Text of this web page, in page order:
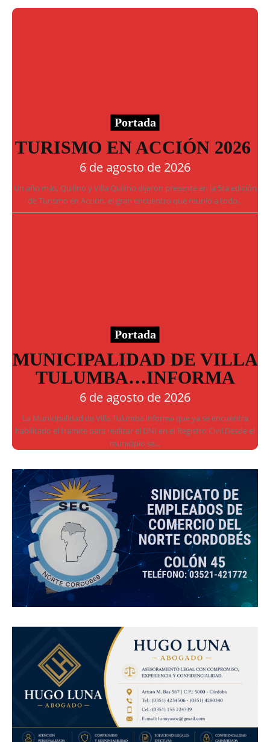
Portada
TURISMO EN ACCIÓN 2026
6 de agosto de 2026
Un año más, Quilino y Villa Quilino dijeron presente en la 5ta edición
de Turismo en Acción, el gran encuentro que reunió a todo...
Portada
MUNICIPALIDAD DE VILLA
TULUMBA…INFORMA
6 de agosto de 2026
La Municipalidad de Villa Tulumba informa que ya se encuentra
habilitado el trámite para realizar el DNI en el Registro Civil.Desde el
municipio se...